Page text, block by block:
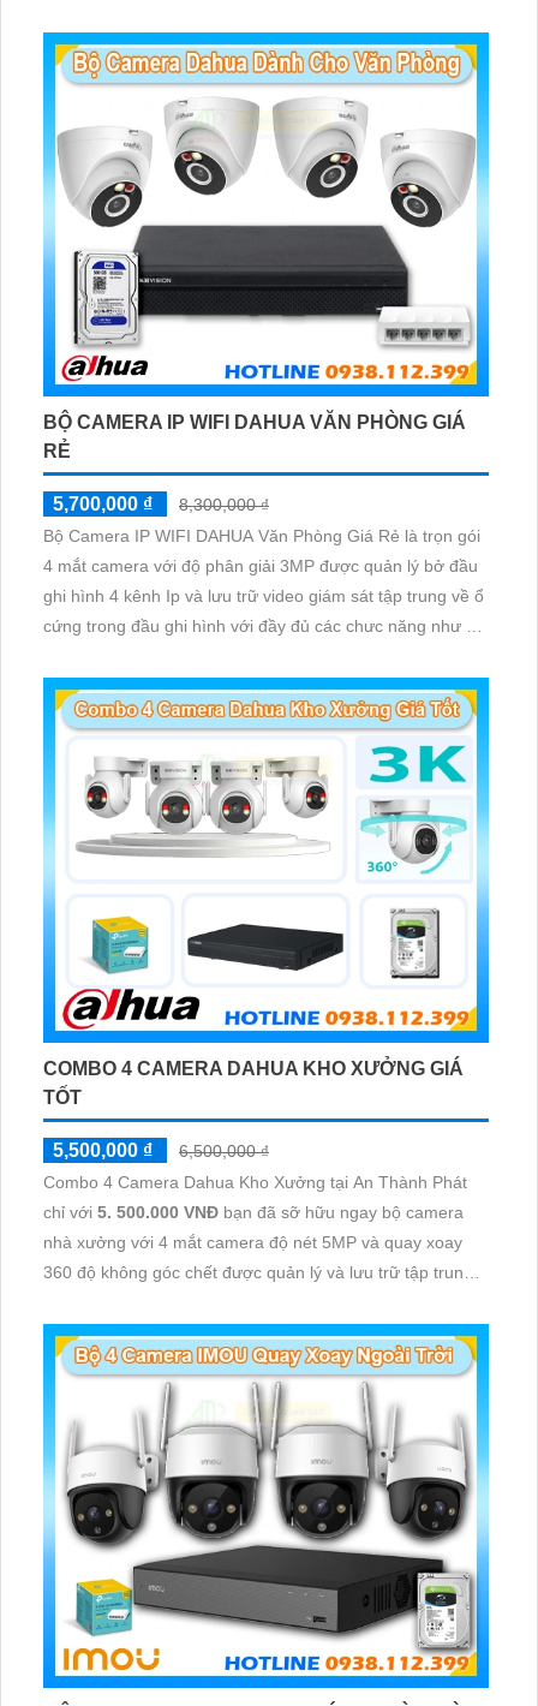
BỘ CAMERA IP WIFI DAHUA VĂN PHÒNG GIÁ
RẺ
5,700,000 ₫
8,300,000 ₫
Bộ Camera IP WIFI DAHUA Văn Phòng Giá Rẻ là trọn gói
4 mắt camera với độ phân giải 3MP được quản lý bở đầu
ghi hình 4 kênh Ip và lưu trữ video giám sát tập trung về ổ
cứng trong đầu ghi hình với đầy đủ các chưc năng như AI
giám sát có màu vào ban đêm
COMBO 4 CAMERA DAHUA KHO XƯỞNG GIÁ
TỐT
5,500,000 ₫
6,500,000 ₫
Combo 4 Camera Dahua Kho Xưởng tại An Thành Phát
chỉ với 5. 500.000 VNĐ bạn đã sỡ hữu ngay bộ camera
nhà xưởng với 4 mắt camera độ nét 5MP và quay xoay
360 độ không góc chết được quản lý và lưu trữ tập trung